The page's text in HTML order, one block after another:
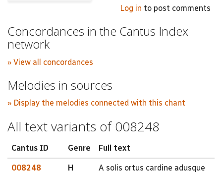
Log in to post comments
Concordances in the Cantus Index
network
» View all concordances
Melodies in sources
» Display the melodies connected with this chant
All text variants of 008248
Cantus ID Genre Full text
008248 H
A solis ortus cardine adusque